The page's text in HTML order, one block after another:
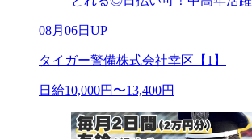
08月06日UP
タイガー警備株式会社幸区【1】
日給10,000円〜13,400円